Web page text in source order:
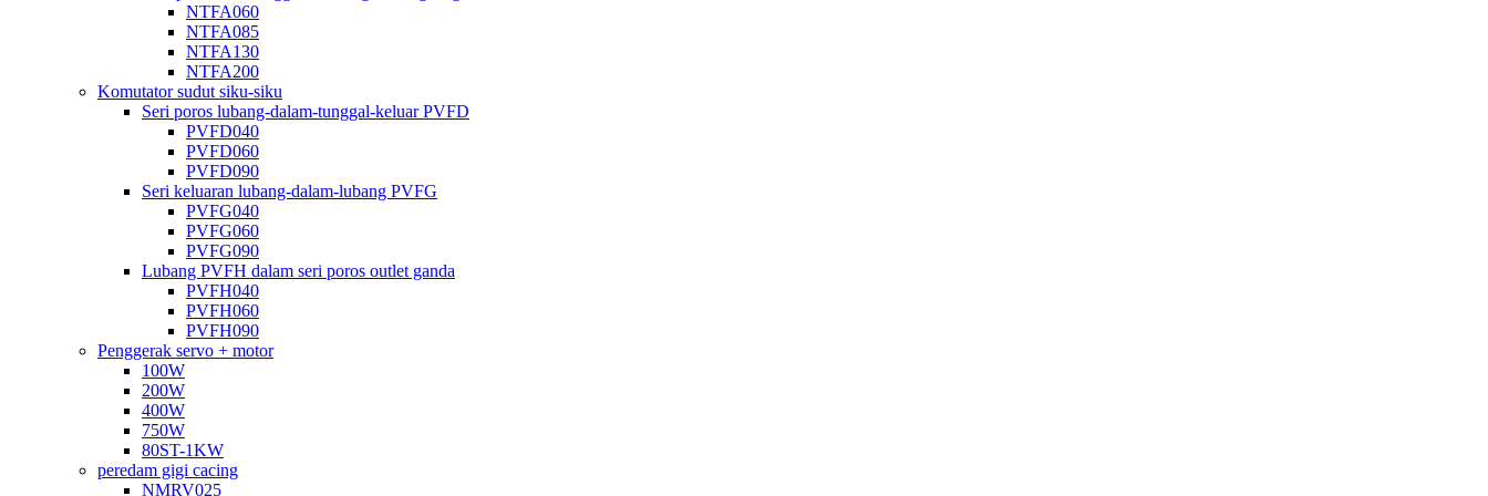
NTFA060
NTFA085
NTFA130
NTFA200
Komutator sudut siku-siku
Seri poros lubang-dalam-tunggal-keluar PVFD
PVFD040
PVFD060
PVFD090
Seri keluaran lubang-dalam-lubang PVFG
PVFG040
PVFG060
PVFG090
Lubang PVFH dalam seri poros outlet ganda
PVFH040
PVFH060
PVFH090
Penggerak servo + motor
100W
200W
400W
750W
80ST-1KW
peredam gigi cacing
NMRV025